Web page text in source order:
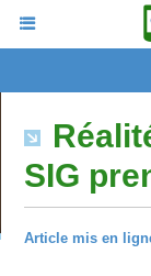
SIG
Article mis en